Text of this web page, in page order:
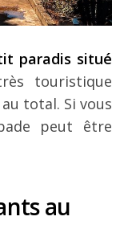
paradis situé
touristique
total. Si vous
peut être
au